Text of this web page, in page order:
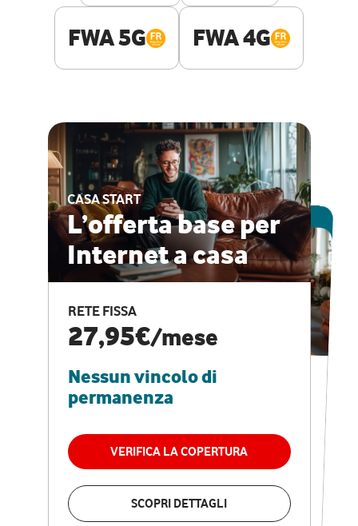
FWA 5G FWA 4G
CASA START
L’offerta base per
Internet a casa
RETE FISSA
27,95€/mese
Nessun vincolo di
permanenza
VERIFICA LA COPERTURA
SCOPRI DETTAGLI
ESCLUSIVA ONLINE
CASA PRO
Internet veloce e
vantaggi speciali
RETE FISSA + VODAFONE CLUB
29,95€
permanenza
VERIFICA LA COPERTURA